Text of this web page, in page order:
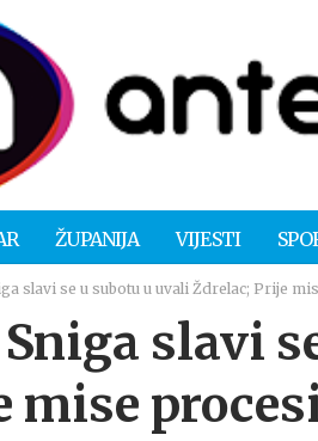
ŽUPANIJA VIJESTI
slavi se u subotu u uvali Ždrelac; Prije
slavi
mise